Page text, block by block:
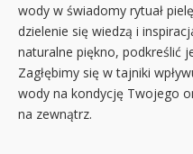
wody w świadomy rytuał
dzielenie się wiedzą i
naturalne piękno, podkreślić
Zagłębimy się w tajniki
wody na kondycję Twojego
na zewnątrz.